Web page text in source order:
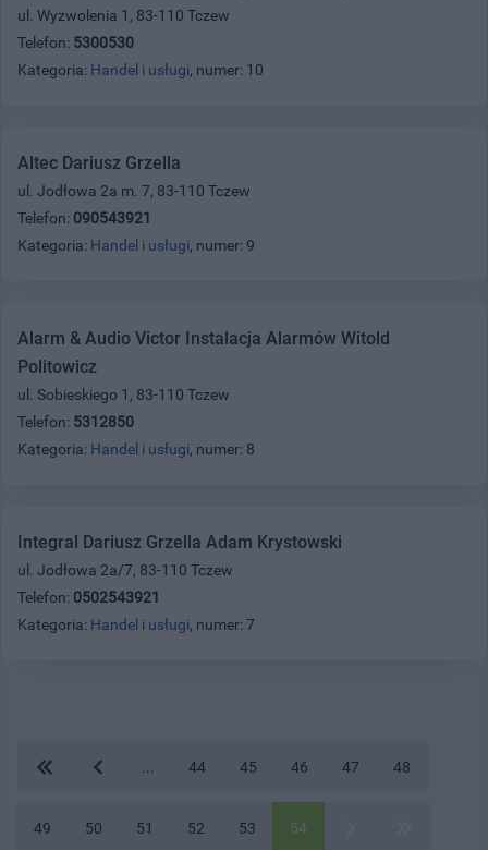
ul. Wyzwolenia 1, 83-110 Tczew
Telefon: 5300530
Kategoria: Handel i usługi, numer: 10
Altec Dariusz Grzella
ul. Jodłowa 2a m. 7, 83-110 Tczew
Telefon: 090543921
Kategoria: Handel i usługi, numer: 9
Alarm & Audio Victor Instalacja Alarmów Witold
Politowicz
ul. Sobieskiego 1, 83-110 Tczew
Telefon: 5312850
Kategoria: Handel i usługi, numer: 8
Integral Dariusz Grzella Adam Krystowski
ul. Jodłowa 2a/7, 83-110 Tczew
Telefon: 0502543921
Kategoria: Handel i usługi, numer: 7
44 45 46 47 48
49 50 51 52 53 54